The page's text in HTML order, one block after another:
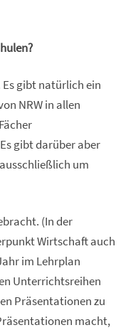
Es gibt natürlich ein
NRW in allen
gibt darüber aber
um
(In der
Wirtschaft auch
im Lehrplan
Unterrichtsreihen
Präsentationen zu
macht,